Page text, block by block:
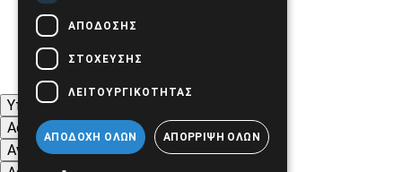
Υπογράμμιση συνδέσμων
Ασπρόμαυρες Εικόνες
Αντίθεση Χρωμάτων και Εικόνων
ΑΠΌΔΟΣΗΣ
ΣΤΌΧΕΥΣΗΣ
ΛΕΙΤΟΥΡΓΙΚΌΤΗΤΑΣ
ΑΠΟΔΟΧΉ ΌΛΩΝ ΑΠΌΡΡΙΨΗ ΌΛΩΝ